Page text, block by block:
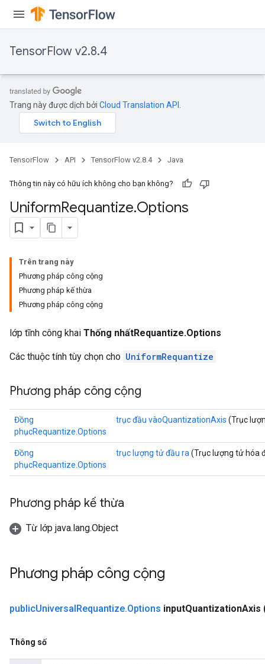
TensorFlow v2.8.4
Trang này được dịch bởi Cloud Translation API
TensorFlow API TensorFlow v2.8.4 Java
Thông tin này có hữu ích không cho bạn không?
UniformRequantize.Options
Trên trang này
Phương pháp công cộng
Phương pháp kế thừa
Phương pháp công cộng
lớp tĩnh công khai Thống nhấtRequantize.Options
Các thuộc tính tùy chọn cho UniformRequantize
Phương pháp công cộng
Đồng
phụcRequantize.Options
trục đầu vàoQuantizationAxis (Trục
Đồng
phụcRequantize.Options
trục lượng tử đầu ra (Trục lượng tử hóa
Phương pháp kế thừa
Từ lớp java.lang.Object
Phương pháp công cộng
publicUniversalRequantize.Options inputQuantizationAxis
Thông số